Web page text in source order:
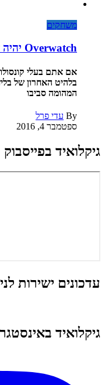
משחקים
Overwatch יהיה זמין בחינם לקונסולות בסוף השבוע
אם אתם בעלי
המהומה סביבו
By עדי פרל
ספטמבר 4, 2016
גיקלואיד בפייסבוק
עדכונים ישירות
גיקלואיד